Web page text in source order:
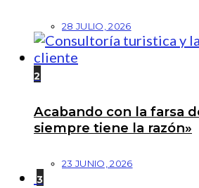
28 JULIO, 2026
2
Acabando con la farsa
siempre tiene la razón»
23 JUNIO, 2026
3